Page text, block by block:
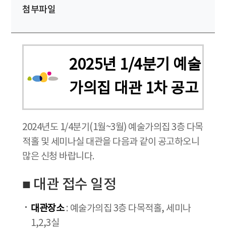
첨부파일
2025년 1/4분기 예술
가의집 대관 1차 공고
2024년도 1/4분기(1월~3월) 예술가의집 3층 다목
적홀 및 세미나실 대관을 다음과 같이 공고하오니
많은 신청 바랍니다.
■ 대관 접수 일정
대관장소: 예술가의집 3층 다목적홀, 세미나
1,2,3실